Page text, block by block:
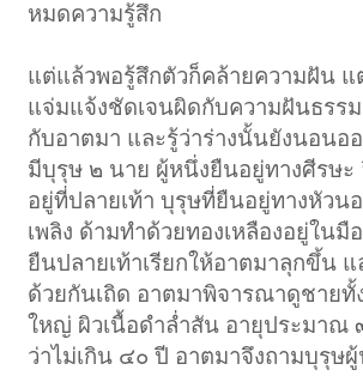
หมดความรู้สึก
แต่แล้วพอรู้สึกตัวก็คล้ายความฝัน แ
แจ่มแจ้งชัดเจนผิดกับความฝันธรร
กับอาตมา และรู้ว่าร่างนั้นยังนอนอ
มีบุรุษ ๒ นาย ผู้หนึ่งยืนอยู่ทางศีรษ
อยู่ที่ปลายเท้า บุรุษที่ยืนอยู่ทางหัว
เพลิง ด้ามทำด้วยทองเหลืองอยู่ใน
ยืนปลายเท้าเรียกให้อาตมาลุกขึ้น แ
ด้วยกันเถิด อาตมาพิจารณาดูชายทั้
ใหญ่ ผิวเนื้อดำล่ำสัน อายุประมาณ
ว่าไม่เกิน ๔๐ ปี อาตมาจึงถามบุรุษ